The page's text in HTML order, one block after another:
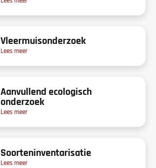
Vleermuisonderzoek
Lees meer
Aanvullend ecologisch
onderzoek
Lees meer
Soorteninventarisatie
Lees meer